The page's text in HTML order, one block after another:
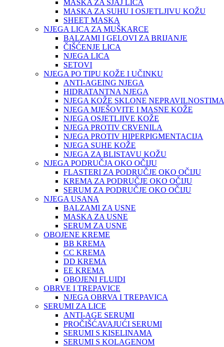
MASKA ZA SJAJ LICA
MASKA ZA SUHU I OSJETLJIVU KOŽU
SHEET MASKA
NJEGA LICA ZA MUŠKARCE
BALZAMI I GELOVI ZA BRIJANJE
ČIŠĆENJE LICA
NJEGA LICA
SETOVI
NJEGA PO TIPU KOŽE I UČINKU
ANTI-AGEING NJEGA
HIDRATANTNA NJEGA
NJEGA KOŽE SKLONE NEPRAVILNOSTIMA
NJEGA MJEŠOVITE I MASNE KOŽE
NJEGA OSJETLJIVE KOŽE
NJEGA PROTIV CRVENILA
NJEGA PROTIV HIPERPIGMENTACIJA
NJEGA SUHE KOŽE
NJEGA ZA BLISTAVU KOŽU
NJEGA PODRUČJA OKO OČIJU
FLASTERI ZA PODRUČJE OKO OČIJU
KREMA ZA PODRUČJE OKO OČIJU
SERUM ZA PODRUČJE OKO OČIJU
NJEGA USANA
BALZAMI ZA USNE
MASKA ZA USNE
SERUM ZA USNE
OBOJENE KREME
BB KREMA
CC KREMA
DD KREMA
EE KREMA
OBOJENI FLUIDI
OBRVE I TREPAVICE
NJEGA OBRVA I TREPAVICA
SERUMI ZA LICE
ANTI-AGE SERUMI
PROČIŠĆAVAJUĆI SERUMI
SERUMI S KISELINAMA
SERUMI S KOLAGENOM